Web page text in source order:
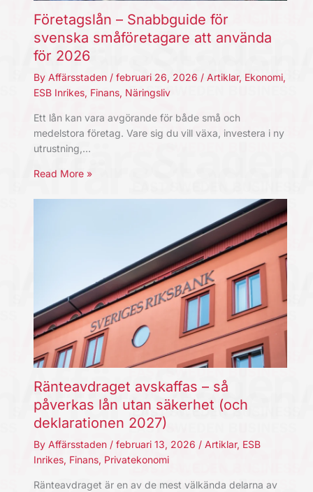
Företagslån – Snabbguide för
svenska småföretagare att använda
för 2026
By Affärsstaden / februari 26, 2026 / Artiklar, Ekonomi,
ESB Inrikes, Finans, Näringsliv
Ett lån kan vara avgörande för både små och
medelstora företag. Vare sig du vill växa, investera i ny
utrustning,…
Read More »
Ränteavdraget avskaffas – så
påverkas lån utan säkerhet (och
deklarationen 2027)
By Affärsstaden / februari 13, 2026 / Artiklar, ESB
Inrikes, Finans, Privatekonomi
Ränteavdraget är en av de mest välkända delarna av